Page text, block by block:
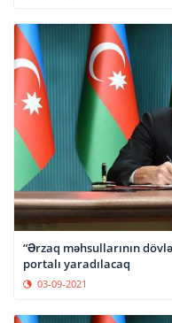
“Ərzaq məhsullarının
portalı yaradılacaq
03-09-2021